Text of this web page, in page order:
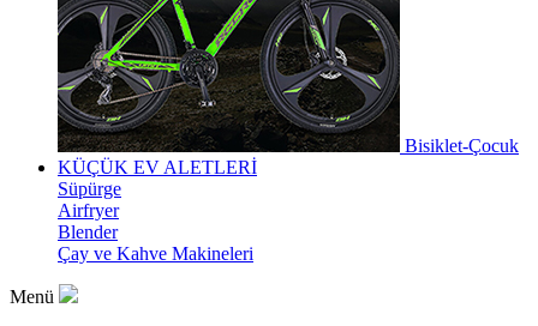
Bisiklet-Çocuk
KÜÇÜK EV ALETLERİ
Süpürge
Airfryer
Blender
Çay ve Kahve Makineleri
Menü